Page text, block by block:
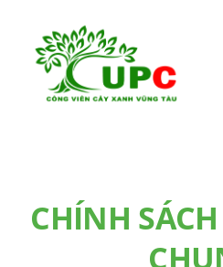
content
Giới
CHÍNH